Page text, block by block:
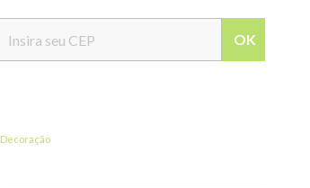
OK
Decoração